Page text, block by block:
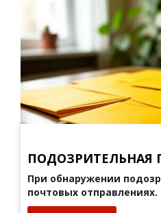
ПОДОЗРИТЕЛЬНАЯ
При обнаружении
почтовых отправлениях.